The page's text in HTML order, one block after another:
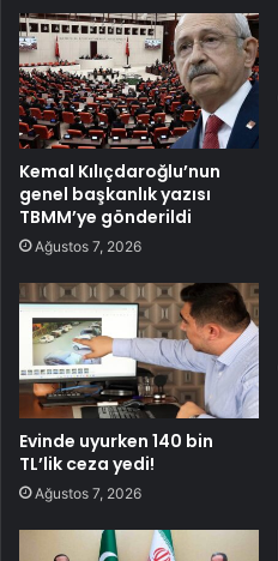
Kemal Kılıçdaroğlu’nun
genel başkanlık yazısı
TBMM’ye gönderildi
Ağustos 7, 2026
Evinde uyurken 140 bin
TL’lik ceza yedi!
Ağustos 7, 2026